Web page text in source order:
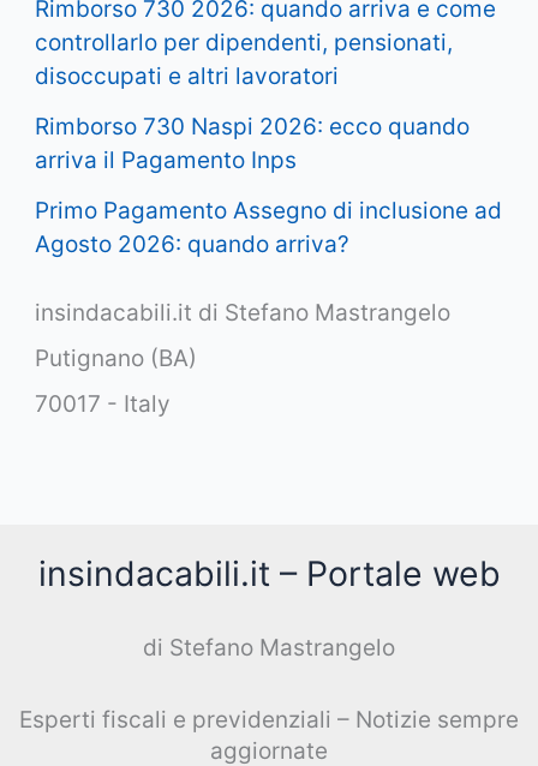
Rimborso 730 2026: quando arriva e come
controllarlo per dipendenti, pensionati,
disoccupati e altri lavoratori
Rimborso 730 Naspi 2026: ecco quando
arriva il Pagamento Inps
Primo Pagamento Assegno di inclusione ad
Agosto 2026: quando arriva?
insindacabili.it di Stefano Mastrangelo
Putignano (BA)
70017 - Italy
insindacabili.it – Portale web
di Stefano Mastrangelo
Esperti fiscali e previdenziali – Notizie sempre
aggiornate